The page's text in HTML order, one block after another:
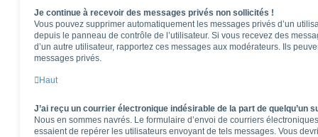
Je continue à recevoir des messages privés non sollicités !
Vous pouvez supprimer automatiquement les messages privés d’un
depuis le panneau de contrôle de l’utilisateur. Si vous recevez des
d’un autre utilisateur, rapportez ces messages aux modérateurs. Ils
messages privés.
Haut
J’ai reçu un courrier électronique indésirable de la part de quelqu’un
Nous en sommes navrés. Le formulaire d’envoi de courriers
essaient de repérer les utilisateurs envoyant de tels messages. Vous